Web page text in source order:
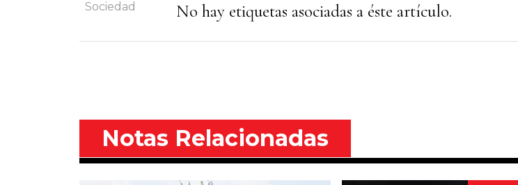
Sociedad
No hay etiquetas asociadas a éste artículo.
Notas Relacionadas